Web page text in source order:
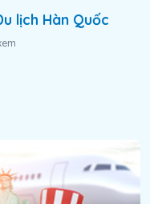
lịch Hàn Quốc